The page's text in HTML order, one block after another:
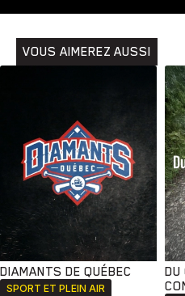
VOUS AIMEREZ AUSSI
DIAMANTS DE QUÉBEC
SPORT ET PLEIN AIR